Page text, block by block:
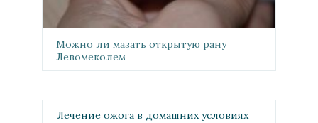
Можно ли мазать открытую рану
Левомеколем
Лечение ожога в домашних условиях